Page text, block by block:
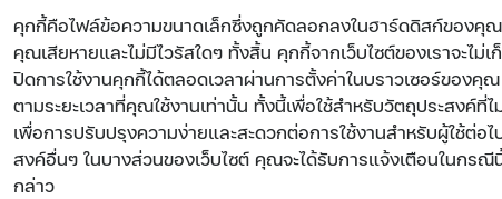
คุกกี้คือไฟล์ข้อความขนาดเล็กซึ่งถูกคัดลอกลงในฮาร์ดดิสก์ของคุณ
คุณเสียหายและไม่มีไวรัสใดๆ ทั้งสิ้น คุกกี้จากเว็บไซต์ของเราจะ
ปิดการใช้งานคุกกี้ได้ตลอดเวลาผ่านการตั้งค่าในบราวเซอร์ของคุ
ตามระยะเวลาที่คุณใช้งานเท่านั้น ทั้งนี้เพื่อใช้สำหรับวัตถุประสงค์ที่
เพื่อการปรับปรุงความง่ายและสะดวกต่อการใช้งานสำหรับผู้ใช้ต่
สงค์อื่นๆ ในบางส่วนของเว็บไซต์ คุณจะได้รับการแจ้งเตือนในกร
กล่าว